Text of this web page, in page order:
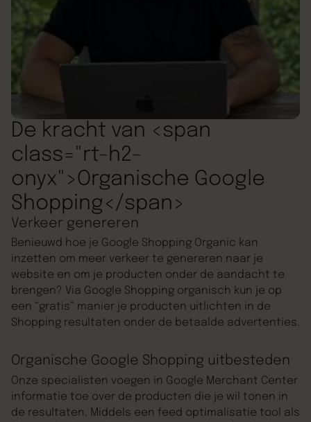
De kracht van <span
class="rt-h2-
onyx">Organische Google
Shopping</span>
Verkeer genereren
Benieuwd hoe je Google Shopping Organic kan
inzetten om meer verkeer te genereren naar je
website en om je producten onder de aandacht te
brengen? Via Google Shopping organisch kun je op
een “gratis” manier je producten uitlichten in de
Shopping resultaten onder de betaalde advertenties.
Organische Google Shopping uitbesteden
Onze specialisten voegen in Google Merchant Center
informatie toe over de producten die je wil tonen in
de resultaten. Middels een feed optimalisatie tool als